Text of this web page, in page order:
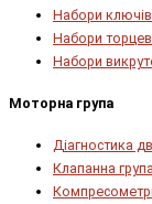
Набори ключів
Набори
Набори
Моторна група
Діагностика
Клапанна група